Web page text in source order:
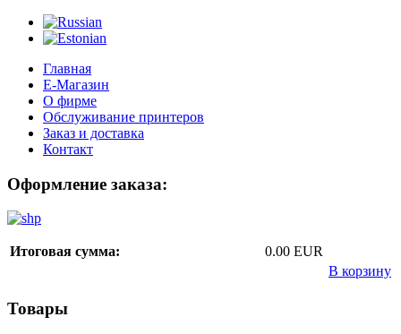
Главная
Е-Магазин
О фирме
Обслуживание принтеров
Заказ и доставка
Контакт
Оформление заказа:
Итоговая сумма:
0.00 EUR
В корзину
Товары